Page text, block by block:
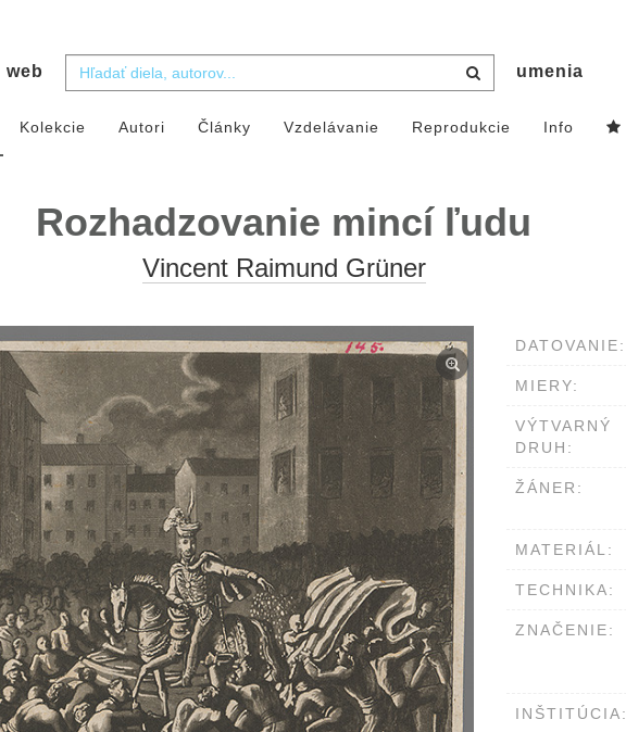
web umenia
Kolekcie Autori Články Vzdelávanie Reprodukcie Info
Rozhadzovanie mincí ľudu
Vincent Raimund Grüner
DATOVANIE:
MIERY:
VÝTVARNÝ
DRUH:
ŽÁNER:
MATERIÁL:
TECHNIKA:
ZNAČENIE:
INŠTITÚCIA: